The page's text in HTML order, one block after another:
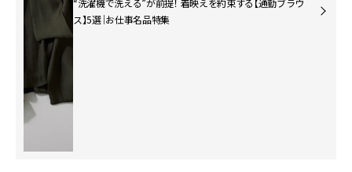
“洗濯機で洗える”が前提！ 着映えを約束する【通勤ブラウ
ス】5選｜お仕事名品特集